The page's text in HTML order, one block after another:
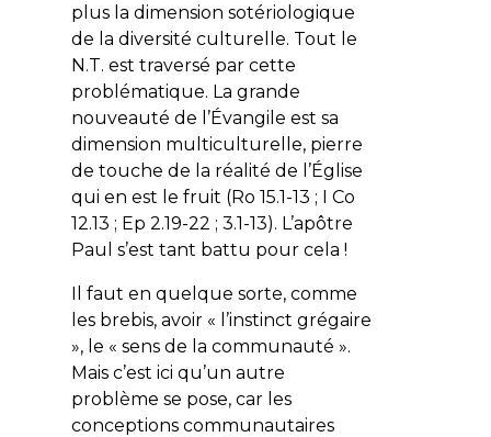
plus la dimension sotériologique
de la diversité culturelle. Tout le
N.T. est traversé par cette
problématique. La grande
nouveauté de l’Évangile est sa
dimension multiculturelle, pierre
de touche de la réalité de l’Église
qui en est le fruit (Ro 15.1-13 ; I Co
12.13 ; Ep 2.19-22 ; 3.1-13). L’apôtre
Paul s’est tant battu pour cela !
Il faut en quelque sorte, comme
les brebis, avoir « l’instinct grégaire
», le « sens de la communauté ».
Mais c’est ici qu’un autre
problème se pose, car les
conceptions communautaires